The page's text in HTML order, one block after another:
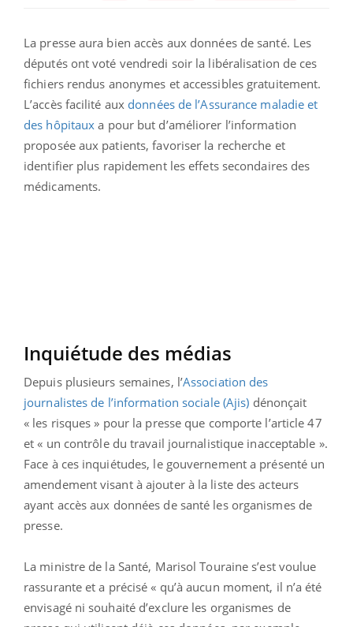
La presse aura bien accès aux données de santé. Les
députés ont voté vendredi soir la libéralisation de ces
fichiers rendus anonymes et accessibles gratuitement.
L’accès facilité aux données de l’Assurance maladie et
des hôpitaux a pour but d’améliorer l’information
proposée aux patients, favoriser la recherche et
identifier plus rapidement les effets secondaires des
médicaments.
Inquiétude des médias
Depuis plusieurs semaines, l’Association des
journalistes de l’information sociale (Ajis) dénonçait
« les risques » pour la presse que comporte l’article 47
et « un contrôle du travail journalistique inacceptable ».
Face à ces inquiétudes, le gouvernement a présenté un
amendement visant à ajouter à la liste des acteurs
ayant accès aux données de santé les organismes de
presse.
La ministre de la Santé, Marisol Touraine s’est voulue
rassurante et a précisé « qu’à aucun moment, il n’a été
envisagé ni souhaité d’exclure les organismes de